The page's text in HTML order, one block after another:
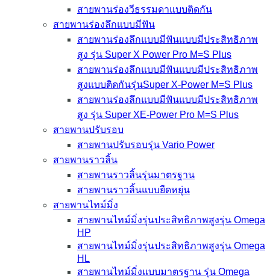
สายพานร่องวีธรรมดาแบบติดกัน
สายพานร่องลึกแบบมีฟัน
สายพานร่องลึกแบบมีฟันแบบมีประสิทธิภาพ
สูง รุ่น Super X Power Pro M=S Plus
สายพานร่องลึกแบบมีฟันแบบมีประสิทธิภาพ
สูงแบบติดกันรุ่นSuper X-Power M=S Plus
สายพานร่องลึกแบบมีฟันแบบมีประสิทธิภาพ
สูง รุ่น Super XE-Power Pro M=S Plus
สายพานปรับรอบ
สายพานปรับรอบรุ่น Vario Power
สายพานราวลิ้น
สายพานราวลิ้นรุ่นมาตรฐาน
สายพานราวลิ้นแบบยืดหยุ่น
สายพานไทม์มิ่ง
สายพานไทม์มิ่งรุ่นประสิทธิภาพสูงรุ่น Omega
HP
สายพานไทม์มิ่งรุ่นประสิทธิภาพสูงรุ่น Omega
HL
สายพานไทม์มิ่งแบบมาตรฐาน รุ่น Omega